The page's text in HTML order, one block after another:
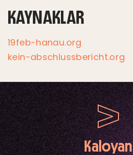
KAYNAKLAR
19feb-hanau.org
kein-abschlussbericht.org
Kaloyan